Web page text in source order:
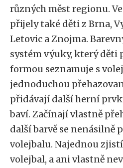
různých měst regionu.
přijely také děti z Brna,
Letovic a Znojma.
systém výuky, který děti
formou seznamuje s
jednoduchou
přidávají další herní
baví. Začínají vlastně
další barvě se nenásilně
volejbalu. Najednou
volejbal, a ani vlastně